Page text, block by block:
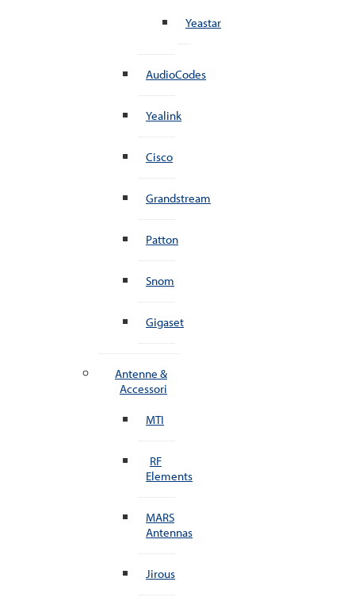
Yeastar
AudioCodes
Yealink
Cisco
Grandstream
Patton
Snom
Gigaset
Antenne &
Accessori
MTI
RF
Elements
MARS
Antennas
Jirous